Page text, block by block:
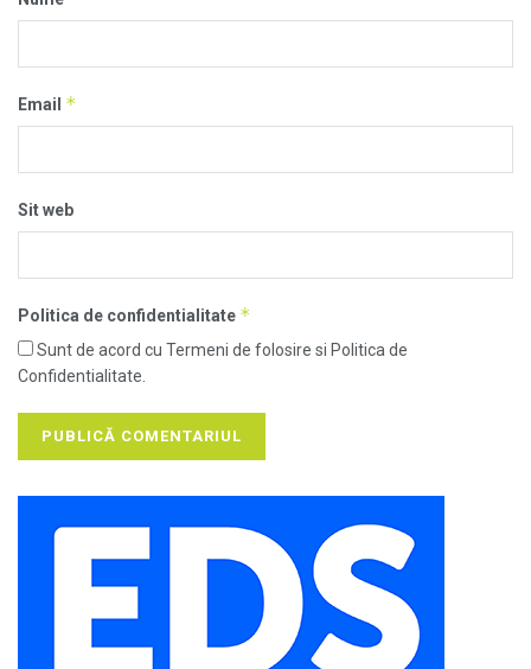
Email *
Sit web
Politica de confidentialitate *
Sunt de acord cu Termeni de folosire si Politica de
Confidentialitate.